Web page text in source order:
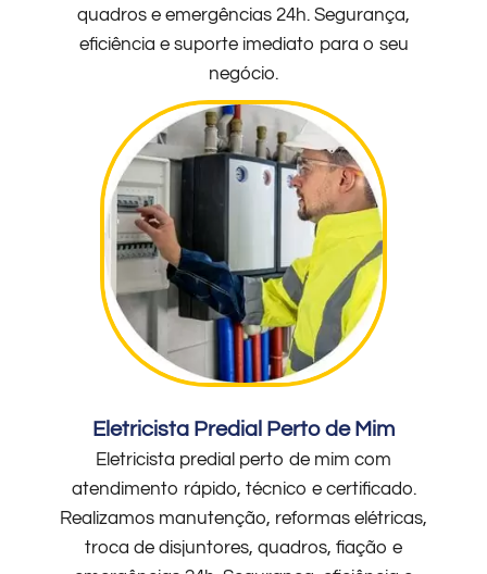
quadros e emergências 24h. Segurança,
eficiência e suporte imediato para o seu
negócio.
Eletricista Predial Perto de Mim
Eletricista predial perto de mim com
atendimento rápido, técnico e certificado.
Realizamos manutenção, reformas elétricas,
troca de disjuntores, quadros, fiação e